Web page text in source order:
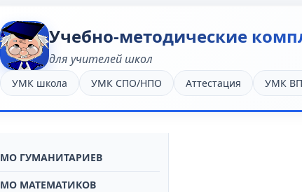
Учебно-методические
для учителей школ
УМК школа УМК СПО/НПО Аттестация УМК
МО ГУМАНИТАРИЕВ
МО МАТЕМАТИКОВ